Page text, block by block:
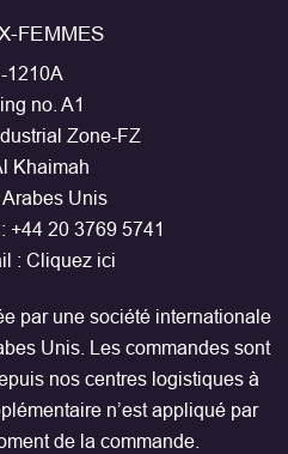
FEMMES
1210A
no. A1
Zone-FZ
Khaimah
Arabes Unis
+44 20 3769 5741
: Cliquez ici
par une société internationale
Unis. Les commandes sont
nos centres logistiques à
n’est appliqué par
de la commande.